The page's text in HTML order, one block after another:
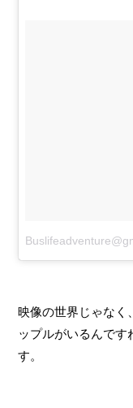
映像の世界じゃなく
ップルがいるんです
す。